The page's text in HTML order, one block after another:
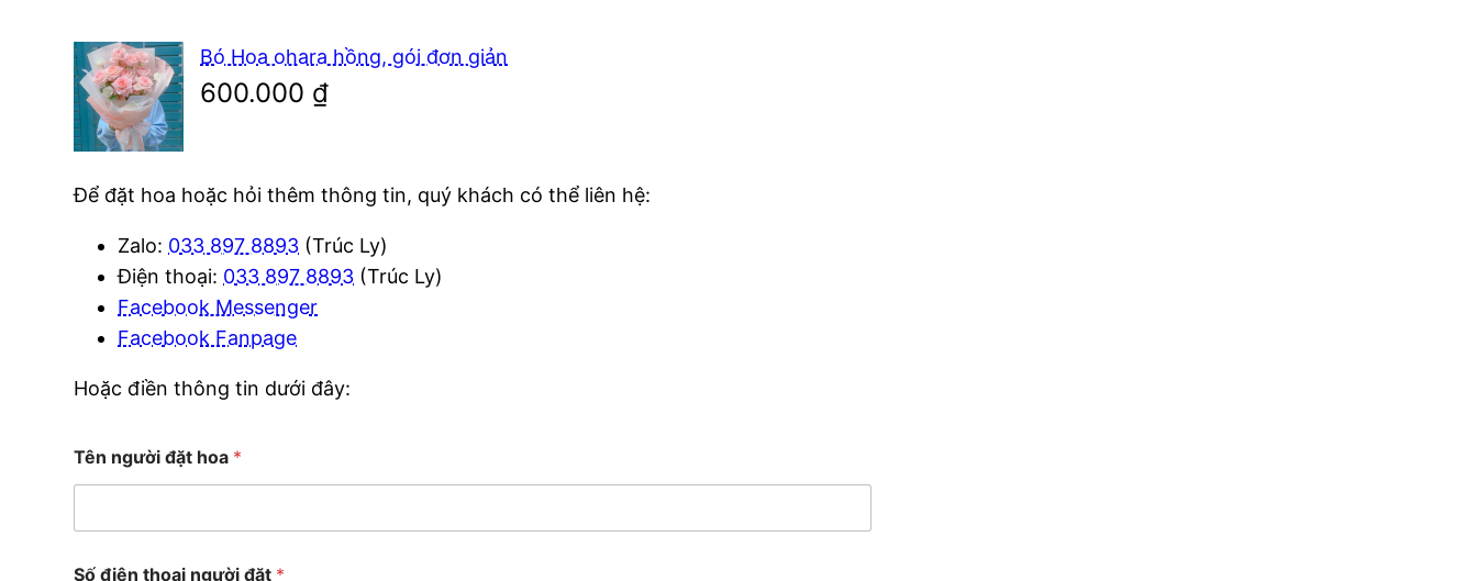
Bó Hoa ohara hồng, gói đơn giản
600.000 ₫
Để đặt hoa hoặc hỏi thêm thông tin, quý khách có thể liên hệ:
Zalo: 033 897 8893 (Trúc Ly)
Điện thoại: 033 897 8893 (Trúc Ly)
Facebook Messenger
Facebook Fanpage
Hoặc điền thông tin dưới đây:
ó
)
ê
/
Tên người đặt hoa *
Số điện thoại người đặt *